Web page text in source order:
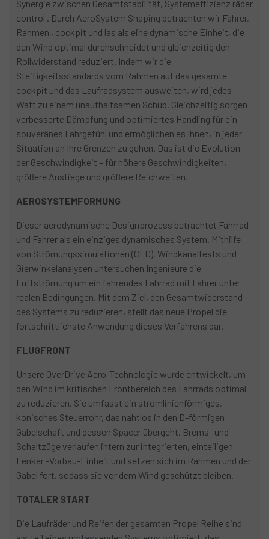
Synergie zwischen Gesamtstabilität, Systemeffizienz räder
control . Durch AeroSystem Shaping betrachten wir Fahrer,
Rahmen , cockpit und las als eine dynamische Einheit, die
den Wind optimal durchschneidet und gleichzeitig den
Rollwiderstand reduziert. Indem wir die
Steifigkeitsstandards vom Rahmen auf das gesamte
cockpit und das Laufradsystem ausweiten, wird jedes
Watt zu einem unaufhaltsamen Schub. Gleichzeitig sorgen
verbesserte Dämpfung und optimiertes Handling für ein
souveränes Fahrgefühl und ermöglichen es Ihnen, in jeder
Situation an Ihre Grenzen zu gehen. Das ist die Evolution
der Geschwindigkeit – für höhere Geschwindigkeiten,
größere Anstiege und größere Reichweiten.
AEROSYSTEMFORMUNG
Dieser aerodynamische Designprozess betrachtet Fahrrad
und Fahrer als ein einziges dynamisches System. Mithilfe
von Strömungssimulationen (CFD), Windkanaltests und
Gierwinkelanalysen untersuchen Ingenieure die
Luftströmung um ein fahrendes Fahrrad mit Fahrer unter
realen Bedingungen. Mit dem Ziel, den Gesamtwiderstand
des Systems zu reduzieren, stellt das neue Propel die
fortschrittlichste Anwendung dieses Verfahrens dar.
FLUGFRONT
Unsere OverDrive Aero-Technologie wurde entwickelt, um
den Wind im kritischen Frontbereich des Fahrrads optimal
zu reduzieren. Sie umfasst ein stromlinienförmiges,
konisches Steuerrohr, das nahtlos in den D-förmigen
Gabelschaft und dessen Spacer übergeht. Brems- und
Schaltzüge verlaufen intern zur integrierten, einteiligen
Lenker -Vorbau-Einheit und setzen sich im Rahmen und der
Gabel fort, sodass sie vor dem Wind geschützt bleiben.
TOTALER START
Die Laufräder und Reifen der gesamten Propel Reihe sind